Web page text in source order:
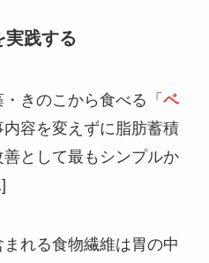
実践する
きのこから食べる「 ベ
内容を変えずに脂肪蓄積
として最もシンプルか
れる食物繊維は胃の中